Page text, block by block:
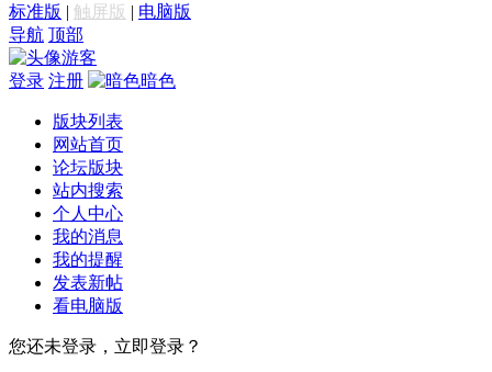
标准版 | 触屏版 | 电脑版
导航 顶部
游客
登录 注册 暗色
版块列表
网站首页
论坛版块
站内搜索
个人中心
我的消息
我的提醒
发表新帖
看电脑版
您还未登录，立即登录？